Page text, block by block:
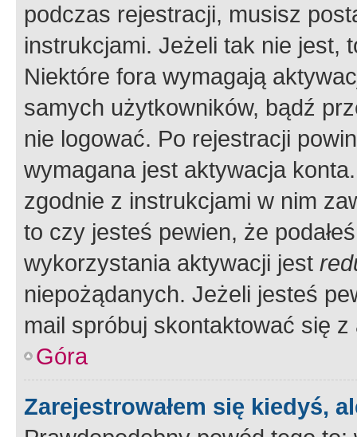
podczas rejestracji, musisz
instrukcjami. Jeżeli tak nie jest,
Niektóre fora wymagają
samych użytkowników, bądź
nie logować. Po rejestracji
wymagana jest aktywacja
zgodnie z instrukcjami w nim
to czy jesteś pewien, że
wykorzystania aktywacji jest
niepożądanych. Jeżeli jesteś
mail spróbuj skontaktować się
Góra
Zarejestrowałem się kiedyś,